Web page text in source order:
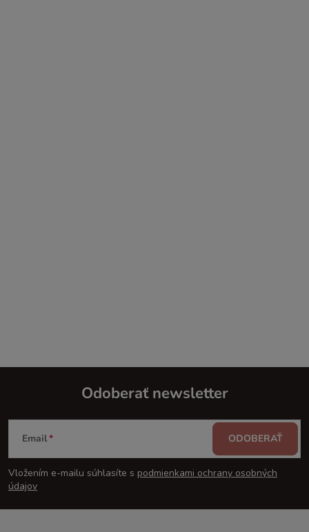
Z
á
p
Odoberať newsletter
Email
Vložením e-mailu súhlasíte s podmienkami ochrany osobných
údajov
ODOBERAŤ